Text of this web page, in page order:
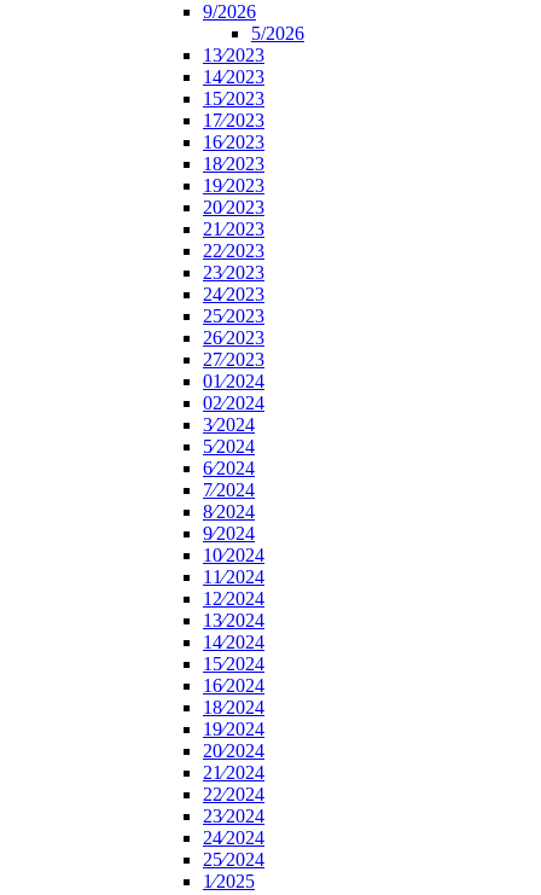
9/2026
5/2026
13⁄2023
14⁄2023
15⁄2023
17⁄2023
16⁄2023
18⁄2023
19⁄2023
20⁄2023
21⁄2023
22⁄2023
23⁄2023
24⁄2023
25⁄2023
26⁄2023
27⁄2023
01⁄2024
02⁄2024
3⁄2024
5⁄2024
6⁄2024
7⁄2024
8⁄2024
9⁄2024
10⁄2024
11⁄2024
12⁄2024
13⁄2024
14⁄2024
15⁄2024
16⁄2024
18⁄2024
19⁄2024
20⁄2024
21⁄2024
22⁄2024
23⁄2024
24⁄2024
25⁄2024
1⁄2025